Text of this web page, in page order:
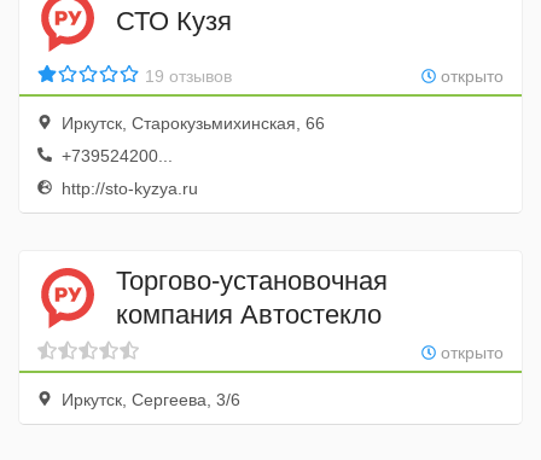
СТО Кузя
открыто
19 отзывов
Иркутск, Старокузьмихинская, 66
+739524200...
http://sto-kyzya.ru
Торгово-установочная
компания Автостекло
открыто
Иркутск, Сергеева, 3/6